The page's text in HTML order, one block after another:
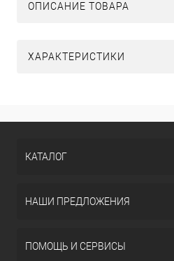
ОПИСАНИЕ ТОВАРА
ХАРАКТЕРИСТИКИ
КАТАЛОГ
НАШИ ПРЕДЛОЖЕНИЯ
ПОМОЩЬ И СЕРВИСЫ